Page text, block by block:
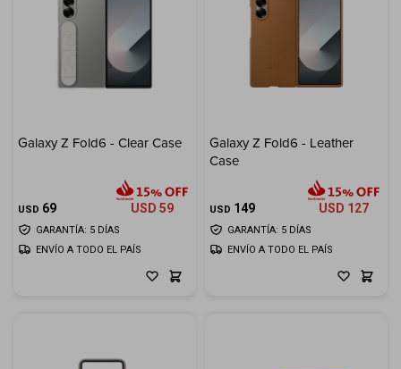
Galaxy Z Fold6 - Clear Case
USD 69 USD 59
GARANTÍA: 5 DÍAS
ENVÍO A TODO EL PAÍS
Galaxy Z Fold6 - Leather
Case
USD 149 USD 127
GARANTÍA: 5 DÍAS
ENVÍO A TODO EL PAÍS